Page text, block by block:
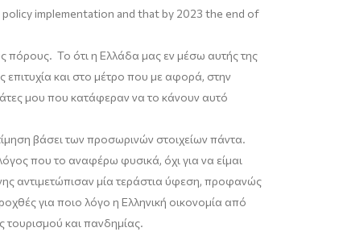
implementation and that by 2023 the end of
Το ότι η Ελλάδα μας εν μέσω αυτής της
επιτυχία και στο μέτρο που με αφορά, στην
μου που κατάφεραν να το κάνουν αυτό
βάσει των προσωρινών στοιχείων πάντα.
που το αναφέρω φυσικά, όχι για να είμαι
αντιμετώπισαν μία τεράστια ύφεση, προφανώς
για ποιο λόγο η Ελληνική οικονομία από
και πανδημίας.